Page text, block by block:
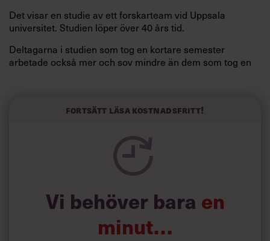
Det visar en studie av ett forskarteam vid Uppsala
universitet. Studien löper över 40 års tid.
Deltagarna i studien som tog en kortare semester
arbetade också mer och sov mindre än dem som tog en
Forskarna tror sig dessutom kunna uttyda att en längre
försök att förändra livsstilsvanor.
Fortsätt läsa kostnadsfritt!
Vi behöver bara en
minut…